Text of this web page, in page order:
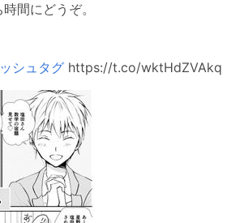
間にどうぞ。
シュタグ https://t.co/wktHdZVAkq